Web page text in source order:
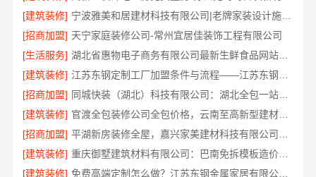
[建筑装修]
宁波雅美和居建材科技有限公司|老牌家装设计施工对接渠道
[招商加盟] 天宁家庭装修公司-常州宜居佳装饰工程有限公司
[生活服务]
湖北省惠物电子商务有限公司最新生鲜食品网站价格
[建筑装修]
[招商加盟]
同城快装（湖北）科技有限公司：湖北全包一站式装修日式原木风快速交付
[建筑装修]
官渡全包装修公司全包价格，云南至高新型建材有限公司透明无增项
[招商加盟]
[建筑装修]
重庆御墅建筑材料有限公司：巴南免拆模板造价预算抗震防风
[建筑装修]
免费高端定制怎么做？江苏东钢金属家居有限公司为您实现